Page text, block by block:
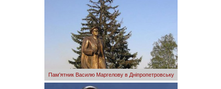
Пам'ятник Василю Маргелову в Дніпропетровську